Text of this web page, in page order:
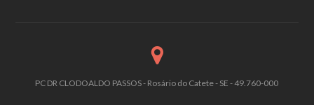
PC DR CLODOALDO PASSOS - Rosário do Catete - SE - 49.760-000